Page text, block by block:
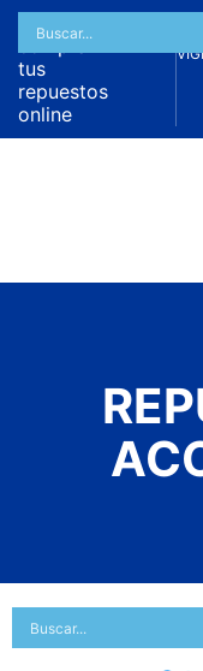
Ahora
compra
tus
repuestos
online